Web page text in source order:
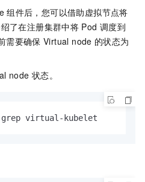
组件后，您可以借助虚拟节点将
了在注册集群中将 Pod 调度到
需要确保 Virtual node 的状态为
node 状态。
virtual-kubelet